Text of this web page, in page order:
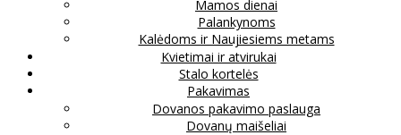
Mamos dienai
Palankynoms
Kalėdoms ir Naujiesiems metams
Kvietimai ir atvirukai
Stalo kortelės
Pakavimas
Dovanos pakavimo paslauga
Dovanų maišeliai